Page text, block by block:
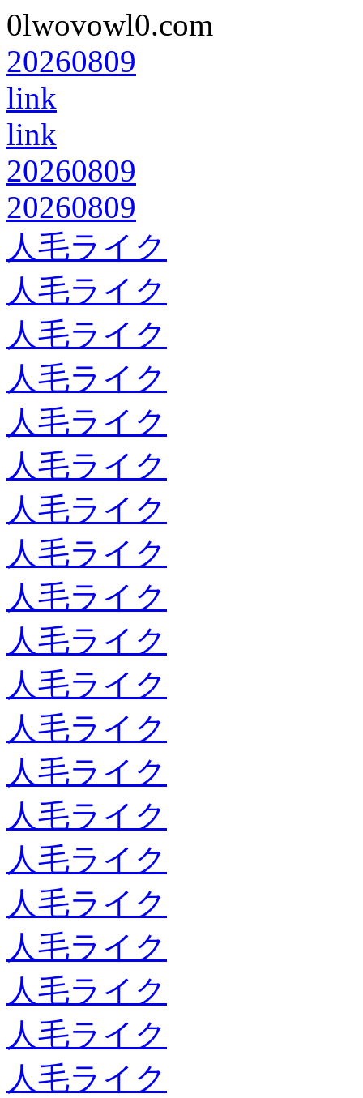
0lwovowl0.com
20260809
link
link
20260809
20260809
人毛ライク
人毛ライク
人毛ライク
人毛ライク
人毛ライク
人毛ライク
人毛ライク
人毛ライク
人毛ライク
人毛ライク
人毛ライク
人毛ライク
人毛ライク
人毛ライク
人毛ライク
人毛ライク
人毛ライク
人毛ライク
人毛ライク
人毛ライク